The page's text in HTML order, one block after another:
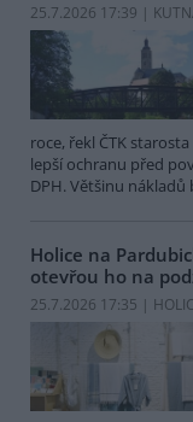
25.7.2026 17:39 |
roce, řekl ČTK
lepší ochranu před
DPH. Většinu
Holice na
otevřou ho na
25.7.2026 17:35 |